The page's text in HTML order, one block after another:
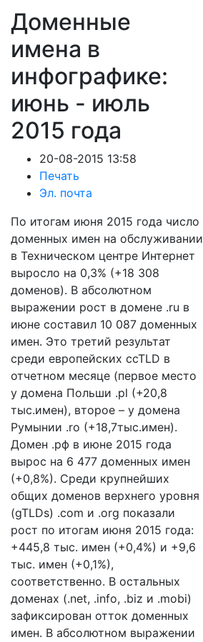
Доменные
имена в
инфографике:
июнь - июль
2015 года
20-08-2015 13:58
Печать
Эл. почта
По итогам июня 2015 года число
доменных имен на обслуживании
в Техническом центре Интернет
выросло на 0,3% (+18 308
доменов). В абсолютном
выражении рост в домене .ru в
июне составил 10 087 доменных
имен. Это третий результат
среди европейских ccTLD в
отчетном месяце (первое место
у домена Польши .pl (+20,8
тыс.имен), второе – у домена
Румынии .ro (+18,7тыс.имен).
Домен .рф в июне 2015 года
вырос на 6 477 доменных имен
(+0,8%). Среди крупнейших
общих доменов верхнего уровня
(gTLDs) .com и .org показали
рост по итогам июня 2015 года:
+445,8 тыс. имен (+0,4%) и +9,6
тыс. имен (+0,1%),
соответственно. В остальных
доменах (.net, .info, .biz и .mobi)
зафиксирован отток доменных
имен. В абсолютном выражении